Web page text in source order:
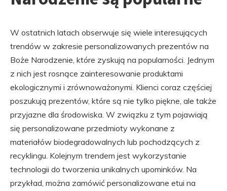
W ostatnich latach obserwuje się wiele interesujących
trendów w zakresie personalizowanych prezentów na
Boże Narodzenie, które zyskują na popularności. Jednym
z nich jest rosnące zainteresowanie produktami
ekologicznymi i zrównoważonymi. Klienci coraz częściej
poszukują prezentów, które są nie tylko piękne, ale także
przyjazne dla środowiska. W związku z tym pojawiają
się personalizowane przedmioty wykonane z
materiałów biodegradowalnych lub pochodzących z
recyklingu. Kolejnym trendem jest wykorzystanie
technologii do tworzenia unikalnych upominków. Na
przykład, można zamówić personalizowane etui na